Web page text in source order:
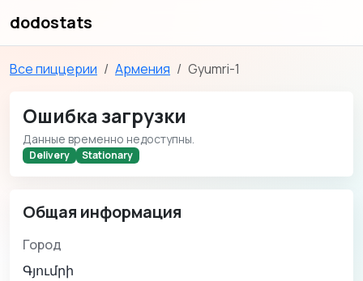
dodostats
Все пиццерии Армения Gyumri-1
Ошибка загрузки
Данные временно недоступны.
Delivery Stationary
Общая информация
Город
Գյումրի